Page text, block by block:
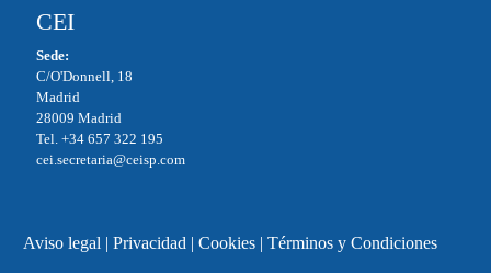
CEI
Sede:
C/O'Donnell, 18
Madrid
28009 Madrid
Tel. +34 657 322 195
cei.secretaria@ceisp.com
Aviso legal | Privacidad | Cookies| Términos y Condiciones